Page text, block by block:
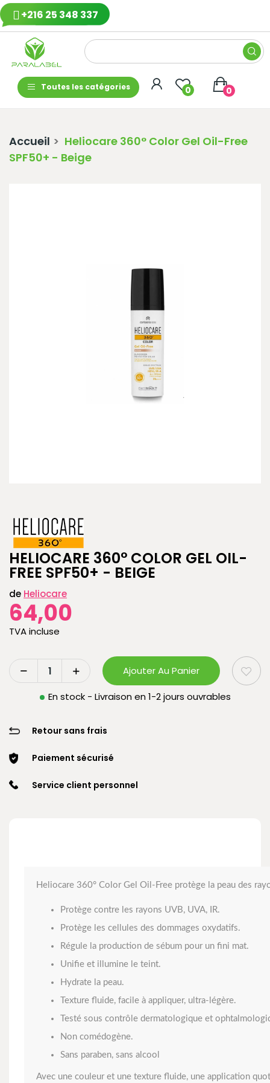
+216 25 348 337
Toutes les catégories 0 0
Accueil
Heliocare 360° Color Gel Oil-Free
SPF50+ - Beige
HELIOCARE 360° COLOR GEL OIL-
FREE SPF50+ - BEIGE
de Heliocare
64,00
TVA incluse
Ajouter Au Panier
En stock - Livraison en 1-2 jours ouvrables
Retour sans frais
Paiement sécurisé
Service client personnel
Heliocare 360° Color Gel Oil-Free protège la peau des
Protège contre les rayons UVB, UVA, IR.
Protège les cellules des dommages oxydatifs.
Régule la production de sébum pour un fini mat.
Unifie et illumine le teint.
Hydrate la peau.
Texture fluide, facile à appliquer, ultra-légère.
Testé sous contrôle dermatologique et
Non comédogène.
Sans paraben, sans alcool
Avec une couleur et une texture fluide, une application